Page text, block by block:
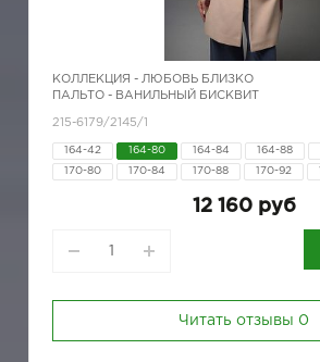
КОЛЛЕКЦИЯ - ЛЮБОВЬ БЛИЗКО
ПАЛЬТО - ВАНИЛЬНЫЙ БИСКВИТ
215-6179/2145/1
164-42 164-80 164-84 164-88
170-80 170-84 170-88 170-92
12 160 руб
Читать отзывы 0